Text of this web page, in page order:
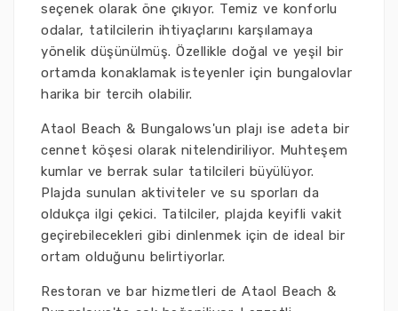
seçenek olarak öne çıkıyor. Temiz ve konforlu
odalar, tatilcilerin ihtiyaçlarını karşılamaya
yönelik düşünülmüş. Özellikle doğal ve yeşil bir
ortamda konaklamak isteyenler için bungalovlar
harika bir tercih olabilir.
Ataol Beach & Bungalows'un plajı ise adeta bir
cennet köşesi olarak nitelendiriliyor. Muhteşem
kumlar ve berrak sular tatilcileri büyülüyor.
Plajda sunulan aktiviteler ve su sporları da
oldukça ilgi çekici. Tatilciler, plajda keyifli vakit
geçirebilecekleri gibi dinlenmek için de ideal bir
ortam olduğunu belirtiyorlar.
Restoran ve bar hizmetleri de Ataol Beach &